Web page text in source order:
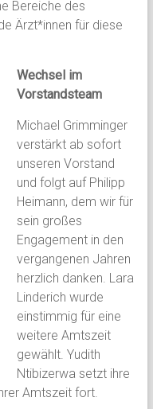
Bereiche des
Ärzt*innen für diese
Wechsel im
Vorstandsteam
Michael Grimminger
verstärkt ab sofort
unseren Vorstand
und folgt auf Philipp
Heimann, dem wir für
sein großes
Engagement in den
vergangenen Jahren
herzlich danken. Lara
Linderich wurde
einstimmig für eine
weitere Amtszeit
gewählt. Yudith
Ntibizerwa setzt ihre
Amtszeit fort.